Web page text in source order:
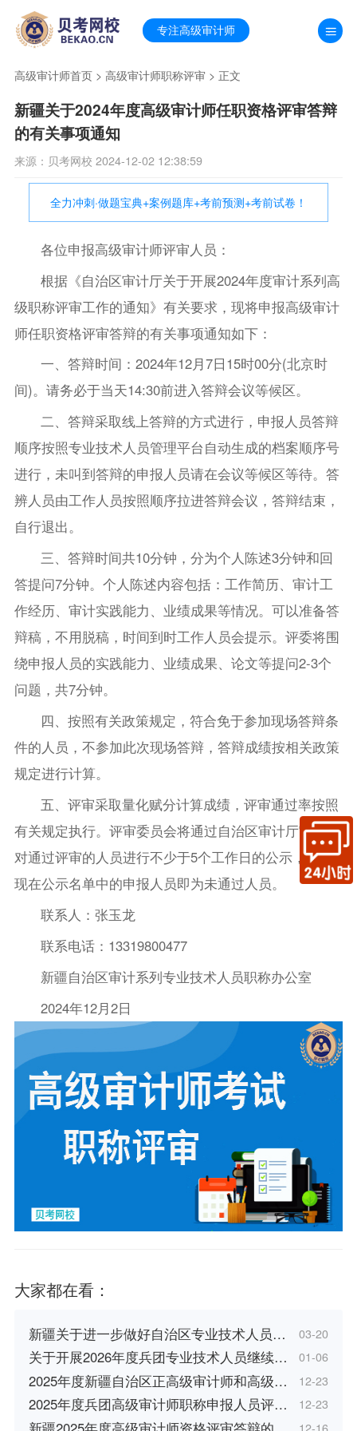
专注高级审计师
高级审计师首页> 高级审计师职称评审 > 正文
新疆关于2024年度高级审计师任职资格评审答辩
的有关事项通知
来源：贝考网校 2024-12-02 12:38:59
全力冲刺·做题宝典+案例题库+考前预测+考前试卷！
各位申报高级审计师评审人员：
根据《自治区审计厅关于开展2024年度审计系列高
级职称评审工作的通知》有关要求，现将申报高级审计
师任职资格评审答辩的有关事项通知如下：
一、答辩时间：2024年12月7日15时00分(北京时
间)。请务必于当天14:30前进入答辩会议等候区。
二、答辩采取线上答辩的方式进行，申报人员答辩
顺序按照专业技术人员管理平台自动生成的档案顺序号
进行，未叫到答辩的申报人员请在会议等候区等待。答
辨人员由工作人员按照顺序拉进答辩会议，答辩结束，
自行退出。
三、答辩时间共10分钟，分为个人陈述3分钟和回
答提问7分钟。个人陈述内容包括：工作简历、审计工
作经历、审计实践能力、业绩成果等情况。可以准备答
辩稿，不用脱稿，时间到时工作人员会提示。评委将围
绕申报人员的实践能力、业绩成果、论文等提问2-3个
问题，共7分钟。
四、按照有关政策规定，符合免于参加现场答辩条
件的人员，不参加此次现场答辩，答辩成绩按相关政策
规定进行计算。
五、评审采取量化赋分计算成绩，评审通过率按照
有关规定执行。评审委员会将通过自治区审计厅官网，
对通过评审的人员进行不少于5个工作日的公示，未出
现在公示名单中的申报人员即为未通过人员。
联系人：张玉龙
联系电话：13319800477
新疆自治区审计系列专业技术人员职称办公室
2024年12月2日
大家都在看：
新疆关于进一步做好自治区专业技术人员… 03-20
关于开展2026年度兵团专业技术人员继续… 01-06
2025年度新疆自治区正高级审计师和高级… 12-23
2025年度兵团高级审计师职称申报人员评… 12-23
12-16